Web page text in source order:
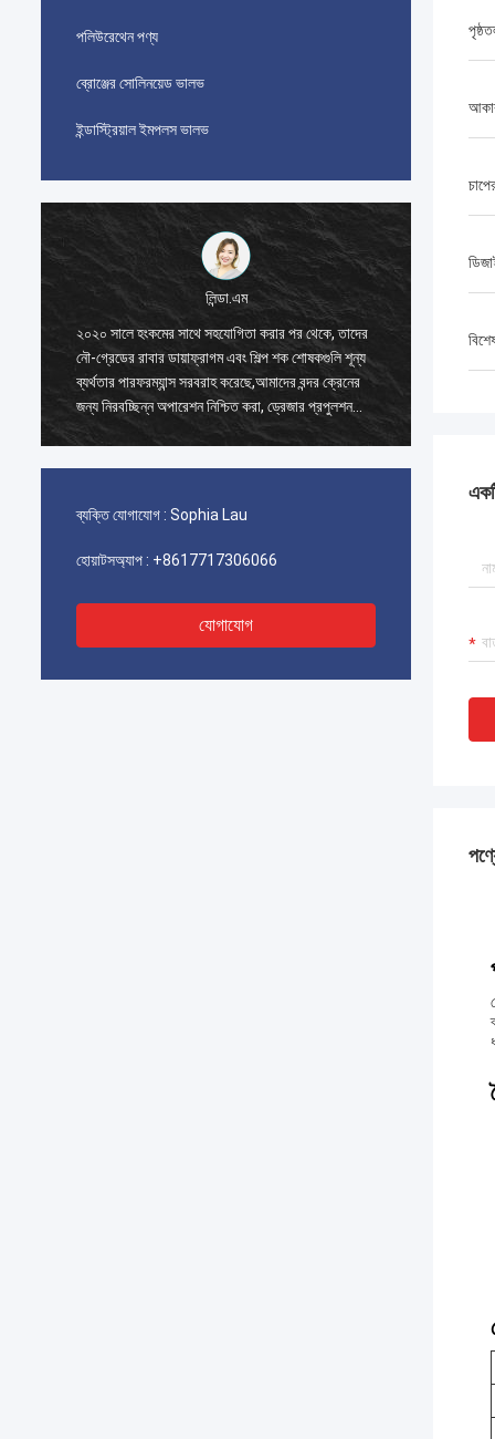
পলিউরেথেন পণ্য
ব্রোঞ্জের সোলিনয়েড ভালভ
ইন্ডাস্ট্রিয়াল ইমপলস ভালভ
লিন্ডা.এম
২০২০ সালে হংকমের সাথে সহযোগিতা করার পর থেকে, তাদের
নৌ-গ্রেডের রাবার ডায়াফ্রাগম এবং শিল্প শক শোষকগুলি শূন্য
ব্যর্থতার পারফরম্যান্স সরবরাহ করেছে,আমাদের বন্দর ক্রেনের
জন্য নিরবচ্ছিন্ন অপারেশন নিশ্চিত করা, ড্রেজার প্রপুলশন
সিস্টেম, এবং এলএনজি ক্যারিয়ার সরঞ্জাম।
২০২০
ব্যক্তি যোগাযোগ : Sophia Lau
হোয়াটসঅ্যাপ : +8617717306066
যোগাযোগ